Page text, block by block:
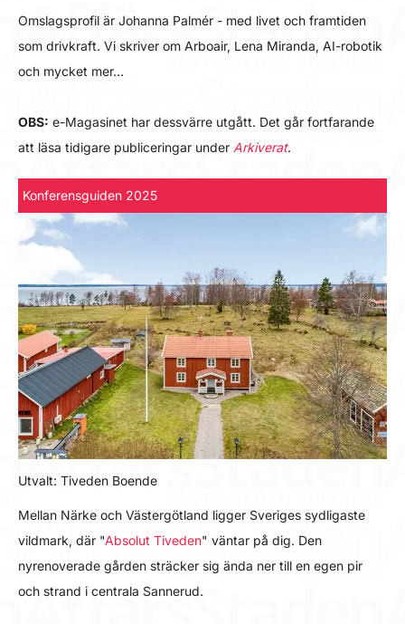
Omslagsprofil är Johanna Palmér - med livet och framtiden
som drivkraft. Vi skriver om Arboair, Lena Miranda, AI-robotik
och mycket mer…
OBS: e-Magasinet har dessvärre utgått. Det går fortfarande
att läsa tidigare publiceringar under Arkiverat.
Konferensguiden 2025
Utvalt: Tiveden Boende
Mellan Närke och Västergötland ligger Sveriges sydligaste
vildmark, där "Absolut Tiveden" väntar på dig. Den
nyrenoverade gården sträcker sig ända ner till en egen pir
och strand i centrala Sannerud.